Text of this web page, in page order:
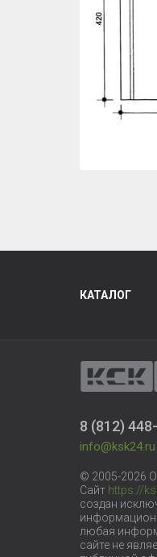
КАТАЛОГ
8 (812)
info@ksk24.ru
© 2005-2026
Сайт https://
создан
любая
сайте не